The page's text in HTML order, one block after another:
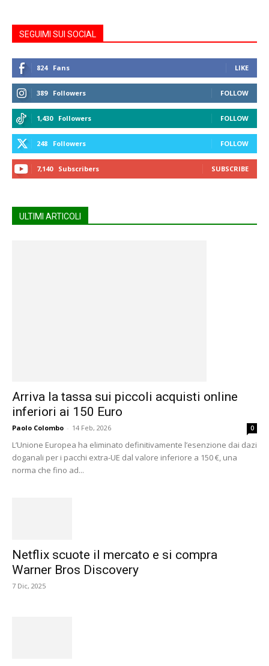
SEGUIMI SUI SOCIAL
824 Fans LIKE
389 Followers FOLLOW
1,430 Followers FOLLOW
248 Followers FOLLOW
7,140 Subscribers SUBSCRIBE
ULTIMI ARTICOLI
Arriva la tassa sui piccoli acquisti online
inferiori ai 150 Euro
Paolo Colombo - 14 Feb, 2026 0
L’Unione Europea ha eliminato definitivamente l’esenzione dai dazi
doganali per i pacchi extra-UE dal valore inferiore a 150 €, una
norma che fino ad...
Netflix scuote il mercato e si compra
Warner Bros Discovery
7 Dic, 2025